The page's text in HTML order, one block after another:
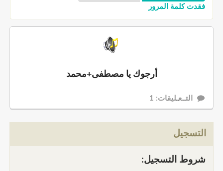
فقدت كلمة المرور
أرجوك يا مصطفى+محمد
التــعـليقات: 1
التسجيل
شروط التسجيل: